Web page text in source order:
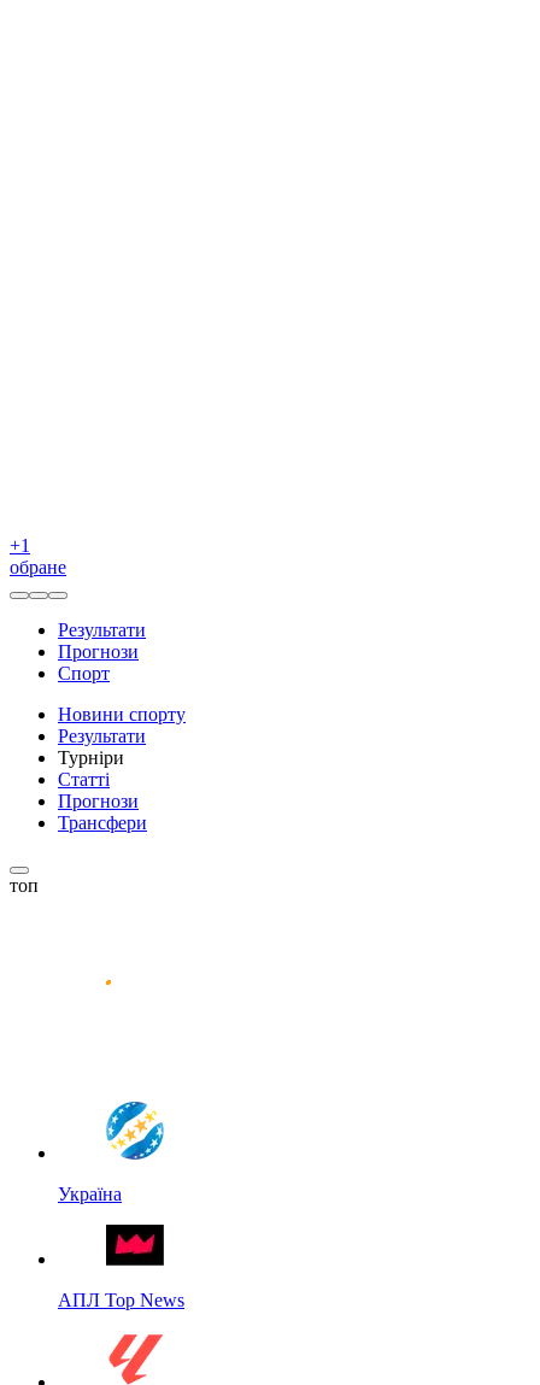
+1
обране
Результати
Прогнози
Спорт
Новини спорту
Результати
Турніри
Статті
Прогнози
Трансфери
топ
Україна
АПЛ Top News